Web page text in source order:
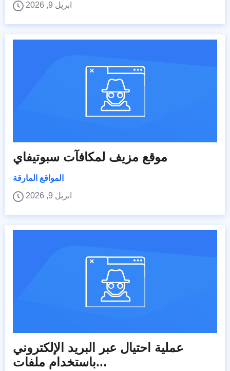
ابريل 9, 2026
موقع مزيف لمكافآت سبوتيفاي
المواقع المارقة
ابريل 9, 2026
عملية احتيال عبر البريد الإلكتروني
باستخدام ملفات...